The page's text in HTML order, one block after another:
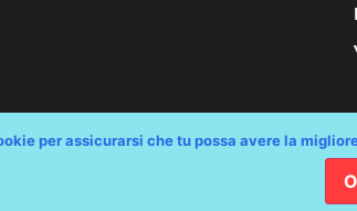
Iva 00210240321 – tutti i diritti riservati / Progetto
per assicurarsi che tu possa avere la